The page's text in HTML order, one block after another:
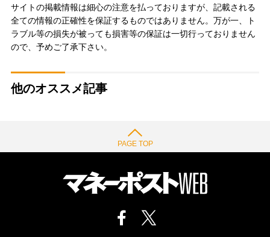
サイトの掲載情報は細心の注意を払っておりますが、記載される
全ての情報の正確性を保証するものではありません。万が一、ト
ラブル等の損失が被っても損害等の保証は一切行っておりません
ので、予めご了承下さい。
他のオススメ記事
PAGE TOP